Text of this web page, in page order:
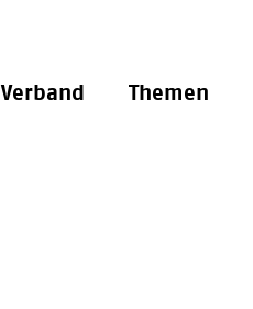
Verband Themen